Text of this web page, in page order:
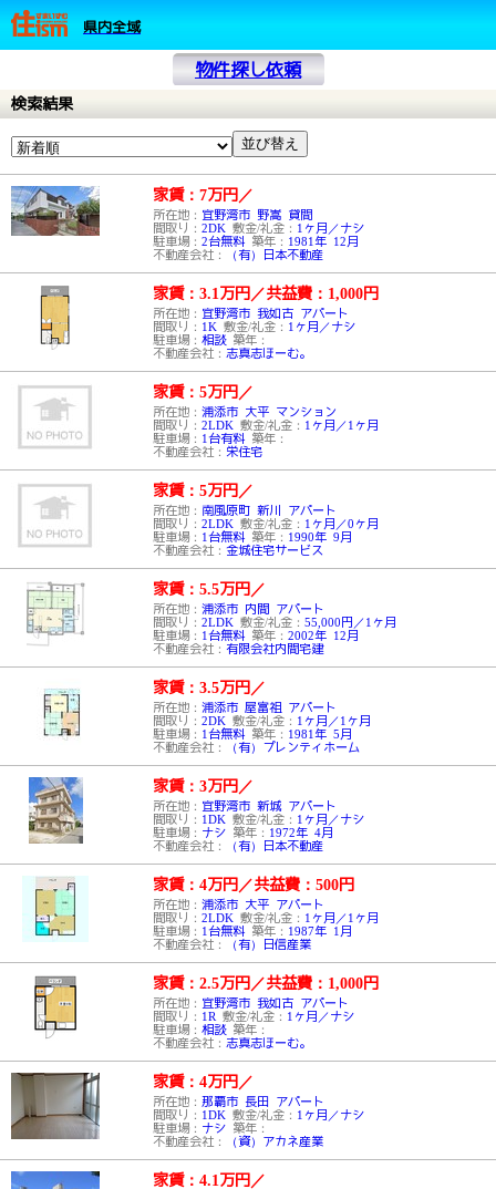
県内全域
物件探し依頼
検索結果
家賃：7万円 ／
所在地： 宜野湾市 野嵩 貸間
間取り：2DK敷金/礼金： 1ヶ月／ナシ
駐車場：2台無料 築年： 1981年 12月
不動産会社：
（有）日本不動産
家賃：3.1万円 ／共益費：1,000円
所在地： 宜野湾市 我如古 アパート
間取り： 1K敷金/礼金： 1ヶ月／ナシ
駐車場：相談 築年：
不動産会社： 志真志ほーむ。
家賃：5万円 ／
所在地：浦添市 大平 マンション
間取り：2LDK敷金/礼金： 1ヶ月／1ヶ月
駐車場： 1台有料 築年：
不動産会社： 栄住宅
家賃：5万円 ／
所在地： 南風原町 新川 アパート
間取り：2LDK敷金/礼金： 1ヶ月／0ヶ月
駐車場： 1台無料 築年： 1990年 9月
不動産会社：金城住宅サービス
家賃：5.5万円 ／
所在地：浦添市 内間 アパート
間取り：2LDK敷金/礼金：55,000円／1ヶ月
駐車場： 1台無料 築年：2002年 12月
不動産会社：有限会社内間宅建
家賃：3.5万円 ／
所在地：浦添市 屋富祖 アパート
間取り：2DK敷金/礼金： 1ヶ月／1ヶ月
駐車場： 1台無料 築年： 1981年 5月
不動産会社：
（有）プレンティホーム
家賃：3万円 ／
所在地： 宜野湾市 新城 アパート
間取り： 1DK敷金/礼金： 1ヶ月／ナシ
駐車場： ナシ 築年： 1972年 4月
不動産会社：
（有）日本不動産
家賃：4万円 ／共益費：500円
所在地：浦添市 大平 アパート
間取り：2LDK敷金/礼金： 1ヶ月／1ヶ月
駐車場： 1台無料 築年： 1987年 1月
不動産会社：
（有）日信産業
家賃：2.5万円 ／共益費：1,000円
所在地： 宜野湾市 我如古 アパート
間取り： 1R敷金/礼金： 1ヶ月／ナシ
駐車場：相談 築年：
不動産会社： 志真志ほーむ。
家賃：4万円 ／
所在地：那覇市 長田 アパート
間取り： 1DK敷金/礼金： 1ヶ月／ナシ
駐車場： ナシ 築年：
不動産会社：
（資）アカネ産業
家賃：4.1万円 ／